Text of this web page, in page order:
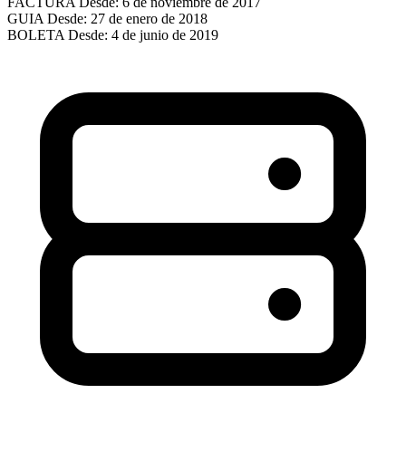
GUIA Desde: 27 de enero de 2018
BOLETA Desde: 4 de junio de 2019